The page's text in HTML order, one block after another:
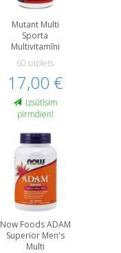
Mutant Multi
Sporta
Multivitamīni
60 caplets
17,00 €
Izsūtīsim
pirmdien!
Now Foods ADAM
Superior Men's
Multi